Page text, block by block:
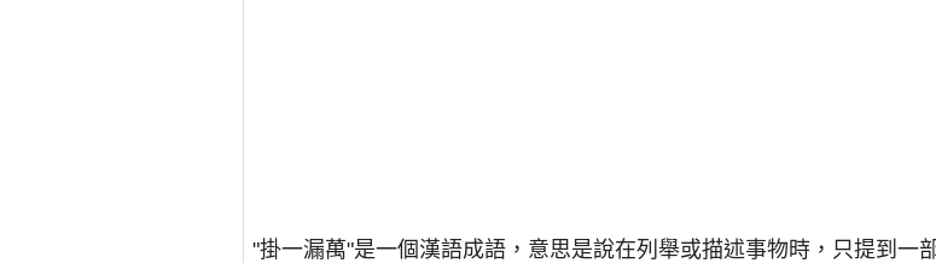
"掛一漏萬"是一個漢語成語，意思是說在列舉或描述事物時，只提到一